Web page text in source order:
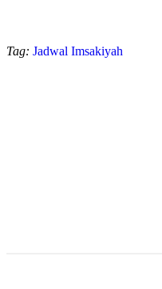
Tag: Jadwal Imsakiyah